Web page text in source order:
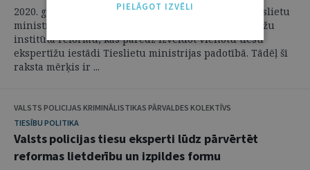
2020. gada 14. jūlijā Ministru kabinets atbalstīja Tieslietu
ministrijas informatīvo ziņojumu par tiesu ekspertīžu
institūta reformu, kas paredz izveidot vienotu tiesu
ekspertīžu iestādi Tieslietu ministrijas padotībā. Tādēļ šī
raksta mērķis ir ...
VALSTS POLICIJAS KRIMINĀLISTIKAS PĀRVALDES KOLEKTĪVS
TIESĪBU POLITIKA
Valsts policijas tiesu eksperti lūdz pārvērtēt
reformas lietderību un izpildes formu
PIELĀGOT IZVĒLI